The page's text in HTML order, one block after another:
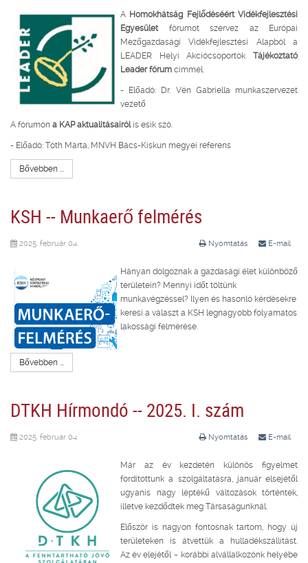
A Homokhátság Fejlődéséért Vidékfejlesztési
Egyesületfórumot szervez az Európai
Mezőgazdasági Vidékfejlesztési Alapból a
LEADER Helyi Akciócsoportok Tájékoztató
Leader fórum címmel.
- Előadó: Dr. Vén Gabriella munkaszervezet
vezető
A fórumon a KAP aktualitásairólis esik szó.
- Előadó: Tóth Márta, MNVH Bács-Kiskun megyei referens
Bővebben ...
KSH -- Munkaerő felmérés
Nyomtatás E-mail
2025. február 04.
Hányan dolgoznak a gazdasági élet különböző
területein? Mennyi időt töltünk
munkavégzéssel? Ilyen és hasonló kérdésekre
keresi a választ a KSH legnagyobb folyamatos
lakossági felmérése.
Bővebben ...
DTKH Hírmondó -- 2025. I. szám
Nyomtatás E-mail
2025. február 04.
Már az év kezdetén különös figyelmet
fordítottunk a szolgáltatásra, január elsejétől
ugyanis nagy léptékű változások történtek,
illetve kezdődtek meg Társaságunknál.
Először is nagyon fontosnak tartom, hogy új
területeken is átvettük a hulladékszállítást.
Az év elejétől – korábbi alvállalkozónk helyébe